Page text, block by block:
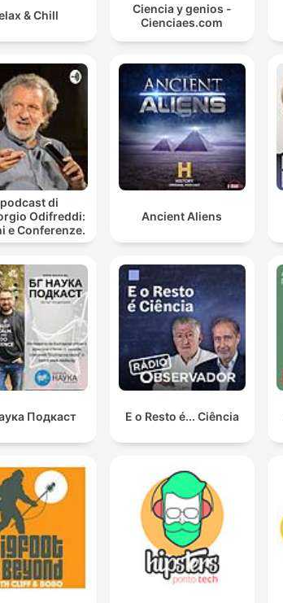
& Chill
Ciencia y genios -
Cienciaes.com
di
Odifreddi:
e Conferenze.
Ancient Aliens
Подкаст E o Resto é... Ciência